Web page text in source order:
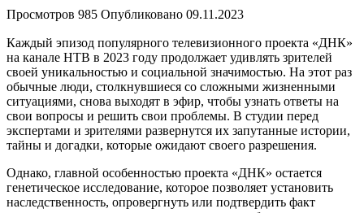
Просмотров 985 Опубликовано 09.11.2023
Каждый эпизод популярного телевизионного проекта «ДНК»
на канале НТВ в 2023 году продолжает удивлять зрителей
своей уникальностью и социальной значимостью. На этот раз
обычные люди, столкнувшиеся со сложными жизненными
ситуациями, снова выходят в эфир, чтобы узнать ответы на
свои вопросы и решить свои проблемы. В студии перед
экспертами и зрителями развернутся их запутанные истории,
тайны и догадки, которые ожидают своего разрешения.
Однако, главной особенностью проекта «ДНК» остается
генетическое исследование, которое позволяет установить
наследственность, опровергнуть или подтвердить факт